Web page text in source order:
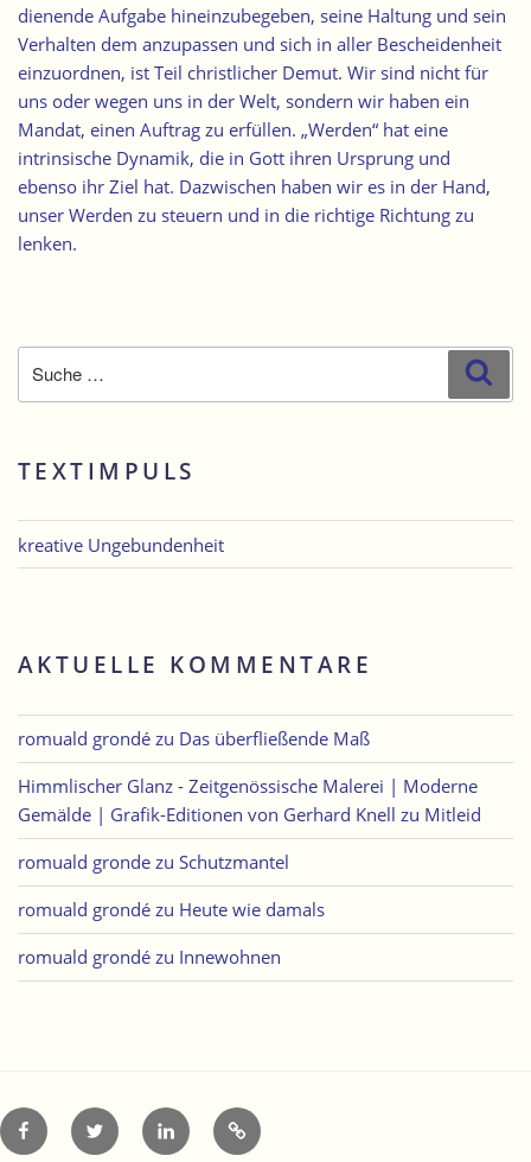
dienende Aufgabe hineinzubegeben, seine Haltung und sein
Verhalten dem anzupassen und sich in aller Bescheidenheit
einzuordnen, ist Teil christlicher Demut. Wir sind nicht für
uns oder wegen uns in der Welt, sondern wir haben ein
Mandat, einen Auftrag zu erfüllen. „Werden“ hat eine
intrinsische Dynamik, die in Gott ihren Ursprung und
ebenso ihr Ziel hat. Dazwischen haben wir es in der Hand,
unser Werden zu steuern und in die richtige Richtung zu
lenken.
nach:
TEXTIMPULS
kreative Ungebundenheit
AKTUELLE KOMMENTARE
romuald grondé zu Das überfließende Maß
Himmlischer Glanz - Zeitgenössische Malerei | Moderne
Gemälde | Grafik-Editionen von Gerhard Knell zu Mitleid
romuald gronde zu Schutzmantel
romuald grondé zu Heute wie damals
romuald grondé zu Innewohnen
FacebookTwitter LinkedInXing